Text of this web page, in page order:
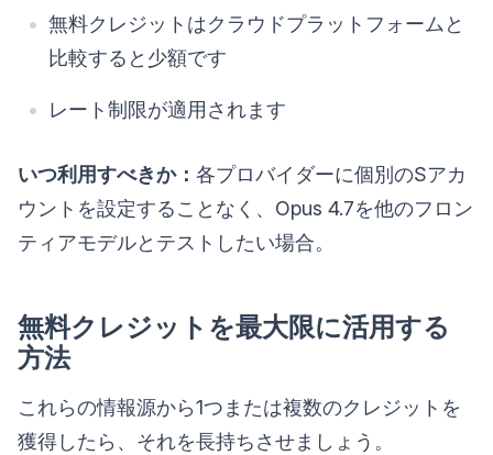
無料クレジットはクラウドプラットフォームと
比較すると少額です
レート制限が適用されます
いつ利用すべきか： 各プロバイダーに個別のSアカ
ウントを設定することなく、Opus 4.7を他のフロン
ティアモデルとテストしたい場合。
無料クレジットを最大限に活用する
方法
これらの情報源から1つまたは複数のクレジットを
獲得したら、それを長持ちさせましょう。